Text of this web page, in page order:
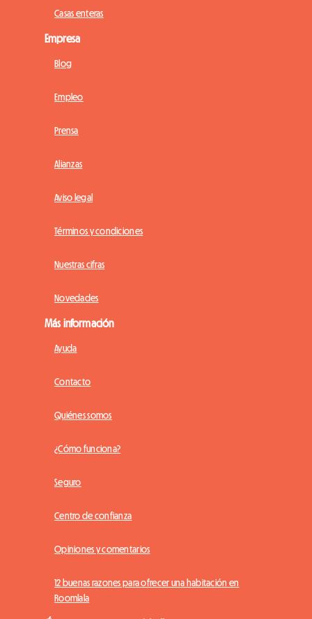
Casas enteras
Empresa
Blog
Empleo
Prensa
Alianzas
Aviso legal
Términos y condiciones
Nuestras cifras
Novedades
Más información
Ayuda
Contacto
Quiénes somos
¿Cómo funciona?
Seguro
Centro de confianza
Opiniones y comentarios
12 buenas razones para ofrecer una habitación en
Roomlala